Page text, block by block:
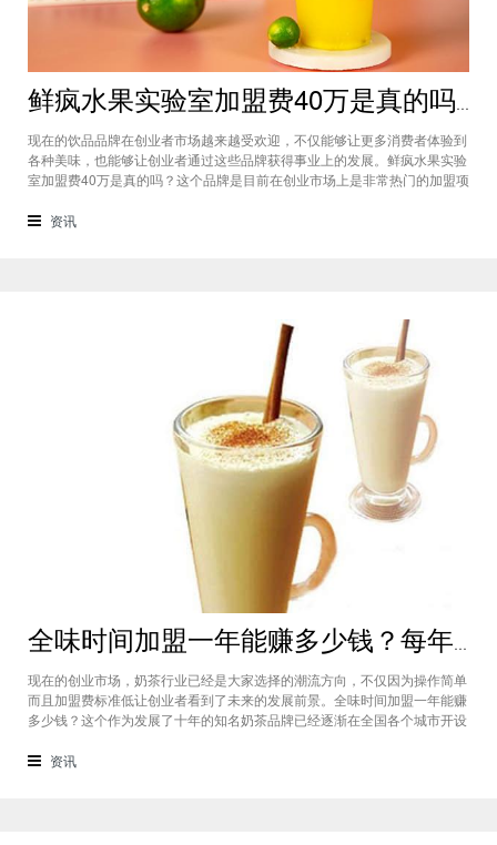
鲜疯水果实验室加盟费40万是真的吗？根本没有传言中那么多！
现在的饮品品牌在创业者市场越来越受欢迎，不仅能够让更多消费者体验到
各种美味，也能够让创业者通过这些品牌获得事业上的发展。鲜疯水果实验
室加盟费40万是真的吗？这个品牌是目前在创业市场上是非常热门的加盟项
比较好的印象，比较低廉的鲜疯水果实验室加盟用也成为了众多创业者青睐
资讯
全味时间加盟一年能赚多少钱？每年利润20万庞大盈利机会等着你
现在的创业市场，奶茶行业已经是大家选择的潮流方向，不仅因为操作简单
而且加盟费标准低让创业者看到了未来的发展前景。全味时间加盟一年能赚
多少钱？这个作为发展了十年的知名奶茶品牌已经逐渐在全国各个城市开设
盟基本上每年的纯利润可以达到20万。全味时间加盟一年能赚多少钱？这个
资讯